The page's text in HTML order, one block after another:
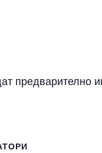
предварително